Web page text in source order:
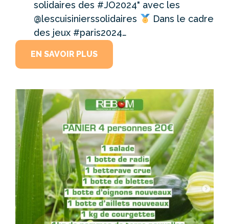
solidaires des #JO2024" avec les
@lescuisinierssolidaires
Dans le cadre
des jeux #paris2024…
EN SAVOIR PLUS